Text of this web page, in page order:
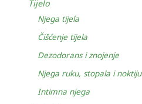
Tijelo
Njega tijela
Čišćenje tijela
Dezodorans i znojenje
Njega ruku, stopala i noktiju
Intimna njega